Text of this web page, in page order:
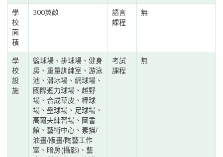
學
校
面
積
300英畝
語言
課程
無
學
校
設
施
籃球場、排球場、健身
房、重量訓練室、游泳
池、滑冰場、網球場、
國際迴力球場、越野
場、合成草皮、棒球
場、壘球場、足球場、
高爾夫練習場、圖書
館、藝術中心、素描/
油畫/版畫/陶藝工作
室、暗房(攝影)、藝
考試
課程
無